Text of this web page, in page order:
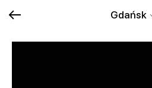
Gdańsk